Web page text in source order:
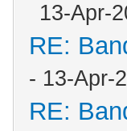
13-Apr-
RE:
- 13-Apr-
RE: